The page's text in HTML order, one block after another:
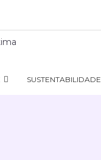
SUSTENTABILIDADE